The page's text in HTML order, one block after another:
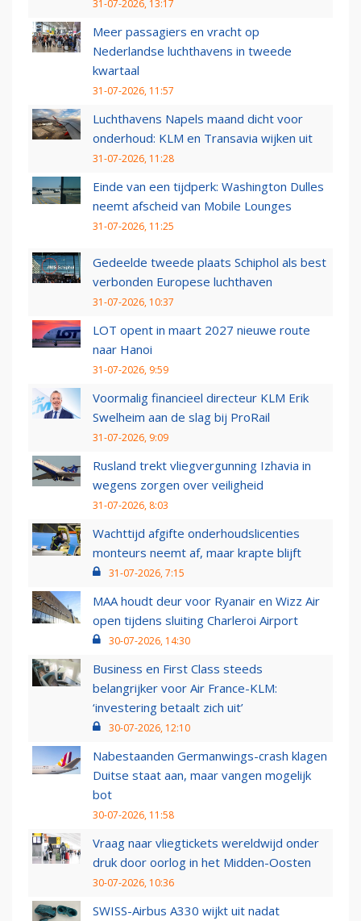
31-07-2026, 13:17
Meer passagiers en vracht op
Nederlandse luchthavens in tweede
kwartaal
31-07-2026, 11:57
Luchthavens Napels maand dicht voor
onderhoud: KLM en Transavia wijken uit
31-07-2026, 11:28
Einde van een tijdperk: Washington Dulles
neemt afscheid van Mobile Lounges
31-07-2026, 11:25
Gedeelde tweede plaats Schiphol als best
verbonden Europese luchthaven
31-07-2026, 10:37
LOT opent in maart 2027 nieuwe route
naar Hanoi
31-07-2026, 9:59
Voormalig financieel directeur KLM Erik
Swelheim aan de slag bij ProRail
31-07-2026, 9:09
Rusland trekt vliegvergunning Izhavia in
wegens zorgen over veiligheid
31-07-2026, 8:03
Wachttijd afgifte onderhoudslicenties
monteurs neemt af, maar krapte blijft
31-07-2026, 7:15
MAA houdt deur voor Ryanair en Wizz Air
open tijdens sluiting Charleroi Airport
30-07-2026, 14:30
Business en First Class steeds
belangrijker voor Air France-KLM:
‘investering betaalt zich uit’
30-07-2026, 12:10
Nabestaanden Germanwings-crash klagen
Duitse staat aan, maar vangen mogelijk
bot
30-07-2026, 11:58
Vraag naar vliegtickets wereldwijd onder
druk door oorlog in het Midden-Oosten
30-07-2026, 10:36
SWISS-Airbus A330 wijkt uit nadat